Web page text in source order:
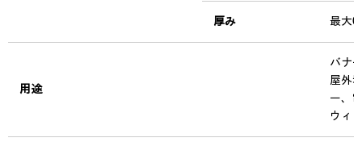
厚み 最大
用途
バナ
屋外
ー、
ウィ